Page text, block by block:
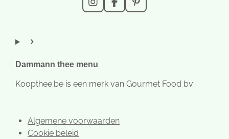
I
n
r
m
F
a
P
i
t
Dammann thee menu
Koopthee.be is een merk van Gourmet Food bv
Algemene voorwaarden
Cookie beleid